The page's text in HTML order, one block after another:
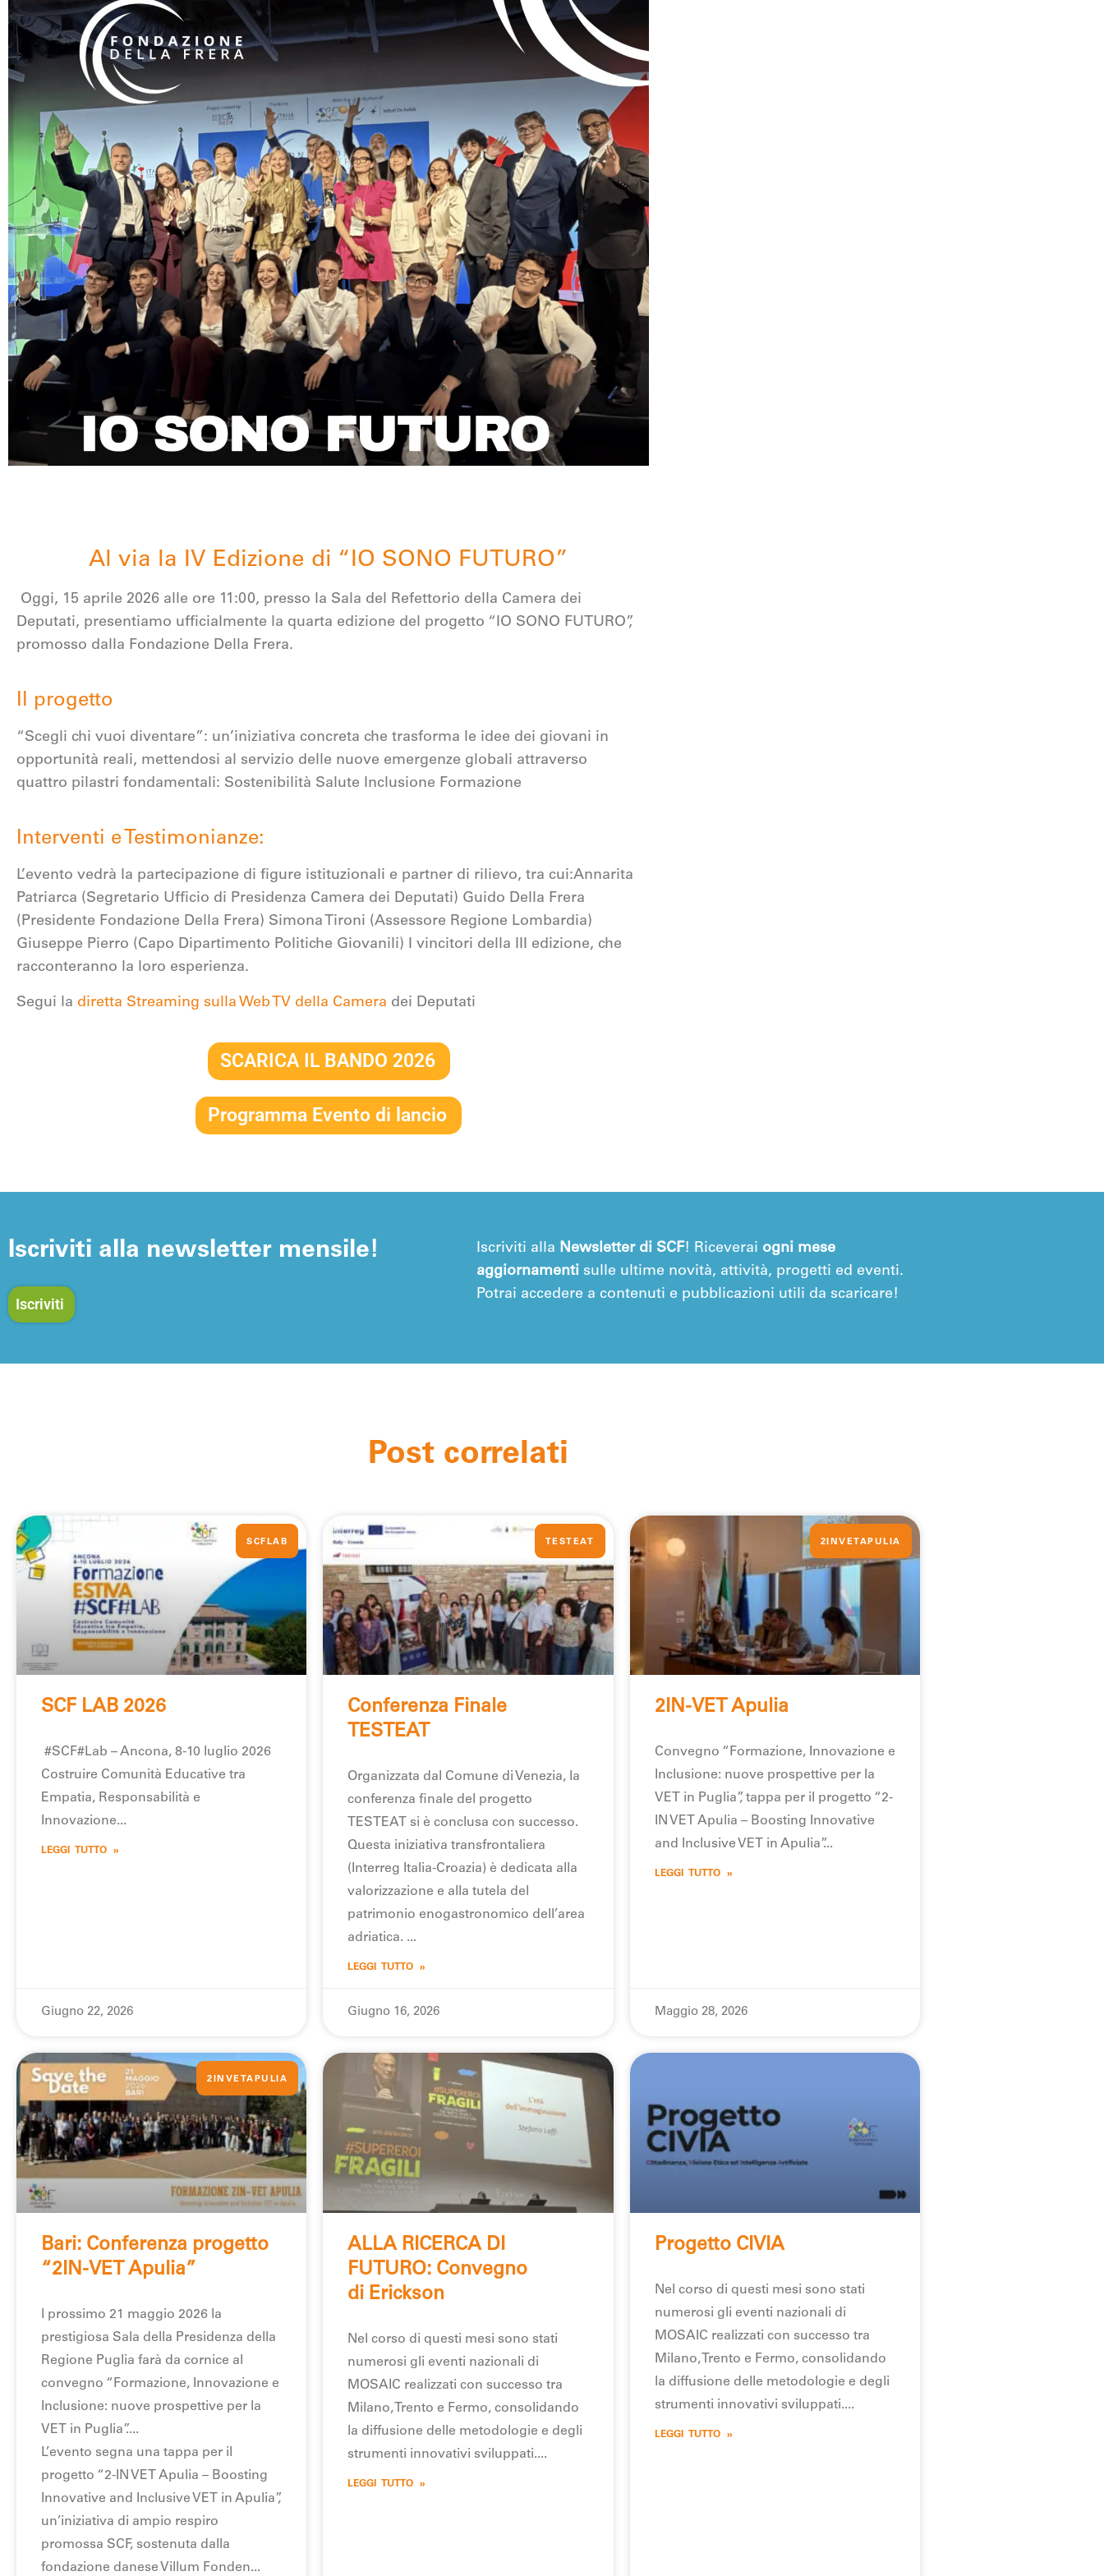
Al via la IV Edizione di “IO SONO FUTURO”
Oggi, 15 aprile 2026 alle ore 11:00, presso la Sala del Refettorio della Camera dei
Deputati, presentiamo ufficialmente la quarta edizione del progetto “IO SONO FUTURO”,
promosso dalla Fondazione Della Frera.
Il progetto
“Scegli chi vuoi diventare”: un’iniziativa concreta che trasforma le idee dei giovani in
opportunità reali, mettendosi al servizio delle nuove emergenze globali attraverso
quattro pilastri fondamentali: Sostenibilità Salute Inclusione Formazione
Interventi e Testimonianze:
L’evento vedrà la partecipazione di figure istituzionali e partner di rilievo, tra cui:Annarita
Patriarca (Segretario Ufficio di Presidenza Camera dei Deputati) Guido Della Frera
(Presidente Fondazione Della Frera) Simona Tironi (Assessore Regione Lombardia)
Giuseppe Pierro (Capo Dipartimento Politiche Giovanili) I vincitori della III edizione, che
racconteranno la loro esperienza.
Segui la diretta Streaming sulla Web TV della Camera dei Deputati
SCARICA IL BANDO 2026
Programma Evento di lancio
Iscriviti alla newsletter mensile!
Iscriviti
Iscriviti alla Newsletter di SCF! Riceverai ogni mese
aggiornamenti sulle ultime novità, attività, progetti ed eventi.
Potrai accedere a contenuti e pubblicazioni utili da scaricare!
Post correlati
SCFLAB
SCF LAB 2026
#SCF#Lab – Ancona, 8-10 luglio 2026
Costruire Comunità Educative tra
Empatia, Responsabilità e
Innovazione
LEGGI TUTTO »
Giugno 22, 2026
TESTEAT
Conferenza Finale
TESTEAT
Organizzata dal Comune di Venezia, la
conferenza finale del progetto
TESTEAT si è conclusa con successo.
Questa iniziativa transfrontaliera
(Interreg Italia-Croazia) è dedicata alla
valorizzazione e alla tutela del
patrimonio enogastronomico dell’area
adriatica.
LEGGI TUTTO »
Giugno 16, 2026
2INVETAPULIA
2IN-VET Apulia
Convegno “Formazione, Innovazione e
Inclusione: nuove prospettive per la
VET in Puglia”, tappa per il progetto “2-
IN VET Apulia – Boosting Innovative
and Inclusive VET in Apulia”
LEGGI TUTTO »
Maggio 28, 2026
2INVETAPULIA
Bari: Conferenza progetto
“2IN-VET Apulia”
l prossimo 21 maggio 2026 la
prestigiosa Sala della Presidenza della
Regione Puglia farà da cornice al
convegno “Formazione, Innovazione e
Inclusione: nuove prospettive per la
VET in Puglia”.
L’evento segna una tappa per il
progetto “2-IN VET Apulia – Boosting
Innovative and Inclusive VET in Apulia”,
un’iniziativa di ampio respiro
promossa SCF, sostenuta dalla
fondazione danese Villum Fonden
ALLA RICERCA DI
FUTURO: Convegno
di Erickson
Nel corso di questi mesi sono stati
numerosi gli eventi nazionali di
MOSAIC realizzati con successo tra
Milano, Trento e Fermo, consolidando
la diffusione delle metodologie e degli
strumenti innovativi sviluppati.
LEGGI TUTTO »
Progetto CIVIA
Nel corso di questi mesi sono stati
numerosi gli eventi nazionali di
MOSAIC realizzati con successo tra
Milano, Trento e Fermo, consolidando
la diffusione delle metodologie e degli
strumenti innovativi sviluppati.
LEGGI TUTTO »